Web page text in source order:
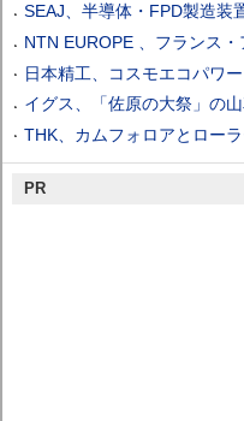
SEAJ、半導体・FPD製造装
NTN EUROPE 、フランス・
日本精工、コスモエコパワ
イグス、「佐原の大祭」の
THK、カムフォロアとロー
PR